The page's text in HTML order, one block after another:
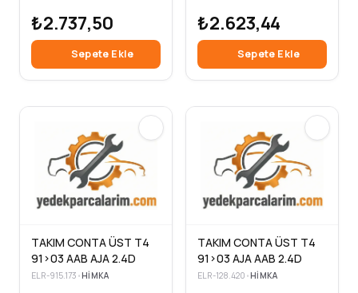
₺2.737,50
Sepete Ekle
₺2.623,44
Sepete Ekle
TAKIM CONTA ÜST T4
91>03 AAB AJA 2.4D
ELR-915.173 •HIMKA
TAKIM CONTA ÜST T4
91>03 AJA AAB 2.4D
ELR-128.420 •HIMKA